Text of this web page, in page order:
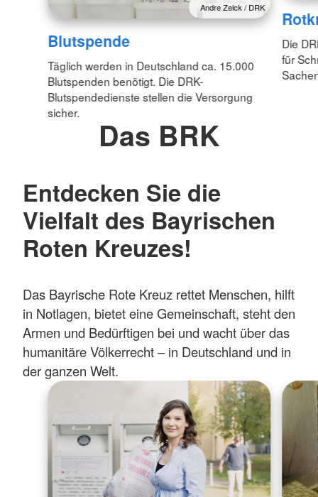
Andre Zelck / DRK
Blutspende
Täglich werden in Deutschland ca. 15.000
Blutspenden benötigt. Die DRK-
Blutspendedienste stellen die Versorgung
sicher.
Die
für
Das BRK
Entdecken Sie die
Vielfalt des Bayrischen
Roten Kreuzes!
Das Bayrische Rote Kreuz rettet Menschen, hilft
in Notlagen, bietet eine Gemeinschaft, steht den
Armen und Bedürftigen bei und wacht über das
humanitäre Völkerrecht – in Deutschland und in
der ganzen Welt.